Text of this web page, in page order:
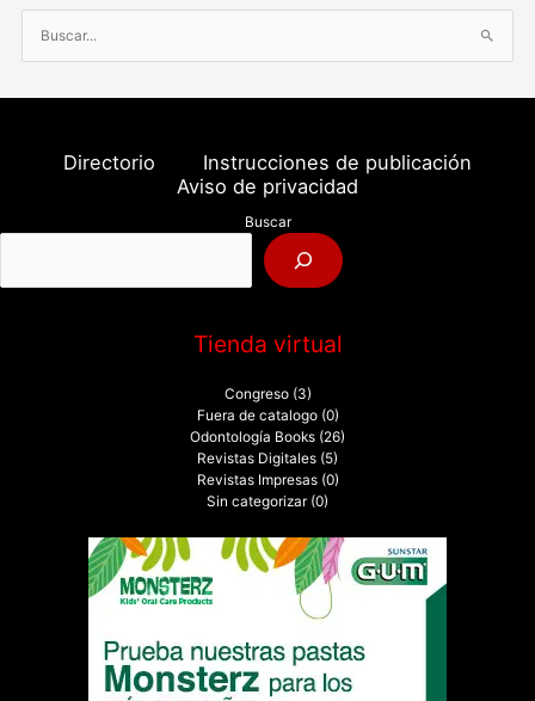
u
s
o
:
Directorio
Instrucciones de publicación
Aviso de privacidad
Buscar
Tienda virtual
Congreso (3)
Fuera de catalogo (0)
Odontología Books (26)
Revistas Digitales (5)
Revistas Impresas (0)
Sin categorizar (0)